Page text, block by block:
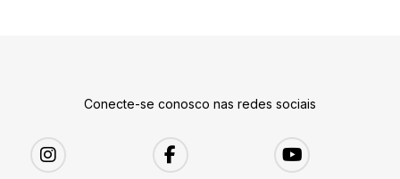
Conecte-se conosco nas redes sociais